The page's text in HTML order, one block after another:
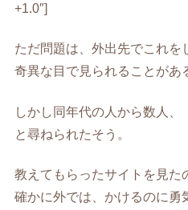
+1.0″]
ただ問題は、外出先でこれを
奇異な目で見られることがあ
しかし同年代の人から数人、
と尋ねられたそう。
教えてもらったサイトを見た
確かに外では、かけるのに勇